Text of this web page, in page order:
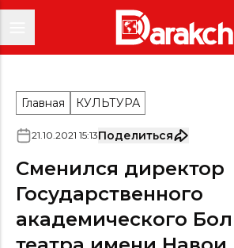
Главная КУЛЬТУРА
21.10.2021 15:13Поделиться
Сменился директор
Государственного
академического